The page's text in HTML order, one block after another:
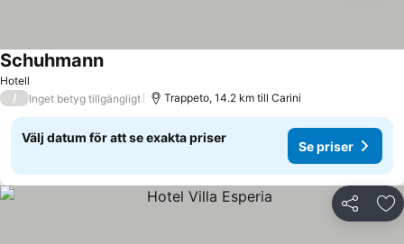
Hotell
Schuhmann
/ Inget betyg tillgängligt Trappeto, 14.2 km till Carini
Välj datum för att se exakta priser
Se priser
Dela